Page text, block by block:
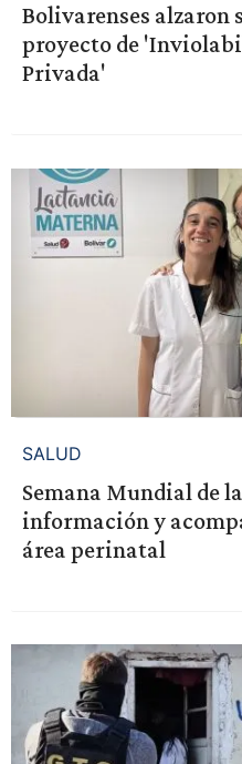
Bolivarenses alzaron
proyecto de
Privada'
SALUD
Semana Mundial de
información y
área perinatal